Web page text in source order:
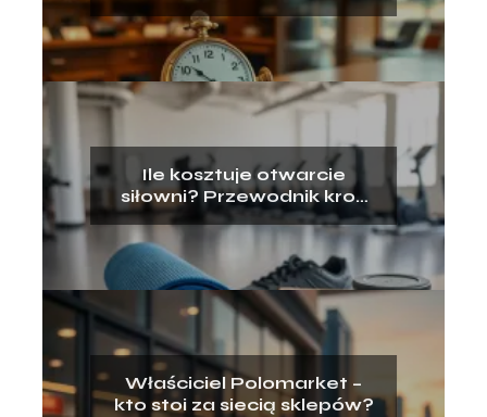
Ile kosztuje otwarcie
siłowni? Przewodnik krok
po kroku
Właściciel Polomarket –
kto stoi za siecią sklepów?